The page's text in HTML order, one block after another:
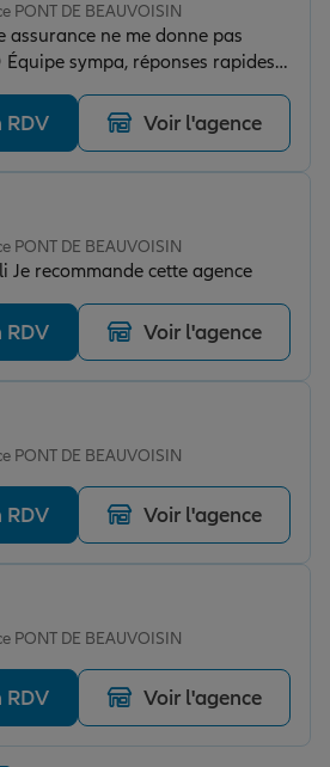
PONT DE BEAUVOISIN
assurance ne me donne pas
sympa, réponses rapides
Franchement, ça change… je
pensée à ma conseillère
cœur sur vous 🫶🏽
RDV Voir l'agence
PONT DE BEAUVOISIN
Je recommande cette agence
RDV Voir l'agence
PONT DE BEAUVOISIN
RDV Voir l'agence
PONT DE BEAUVOISIN
RDV Voir l'agence